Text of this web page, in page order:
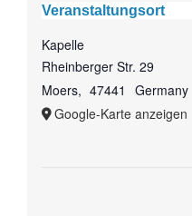
Veranstaltungsort
Kapelle
Rheinberger Str. 29
Moers, 47441
Germany
Google-Karte anzeigen